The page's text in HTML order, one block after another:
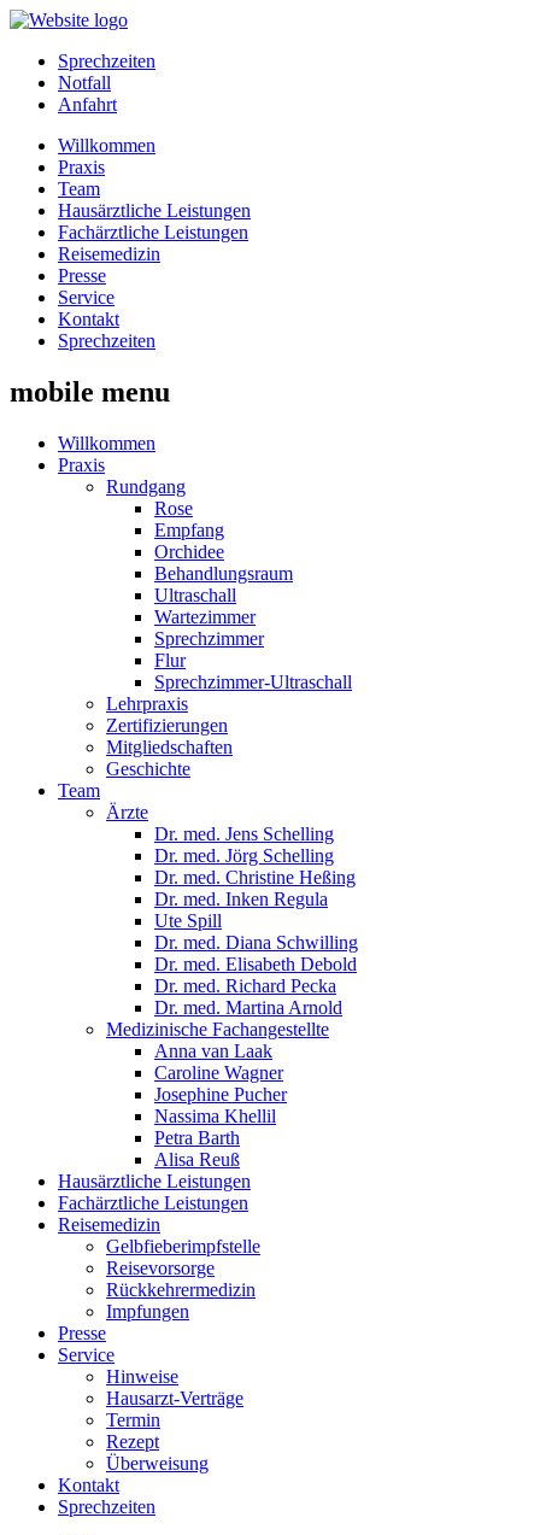
Sprechzeiten
Notfall
Anfahrt
Willkommen
Praxis
Team
Hausärztliche Leistungen
Fachärztliche Leistungen
Reisemedizin
Presse
Service
Kontakt
Sprechzeiten
mobile menu
Willkommen
Praxis
Rundgang
Rose
Empfang
Orchidee
Behandlungsraum
Ultraschall
Wartezimmer
Sprechzimmer
Flur
Sprechzimmer-Ultraschall
Lehrpraxis
Zertifizierungen
Mitgliedschaften
Geschichte
Team
Ärzte
Dr. med. Jens Schelling
Dr. med. Jörg Schelling
Dr. med. Christine Heßing
Dr. med. Inken Regula
Ute Spill
Dr. med. Diana Schwilling
Dr. med. Elisabeth Debold
Dr. med. Richard Pecka
Dr. med. Martina Arnold
Medizinische Fachangestellte
Anna van Laak
Caroline Wagner
Josephine Pucher
Nassima Khellil
Petra Barth
Alisa Reuß
Hausärztliche Leistungen
Fachärztliche Leistungen
Reisemedizin
Gelbfieberimpfstelle
Reisevorsorge
Rückkehrermedizin
Impfungen
Presse
Service
Hinweise
Hausarzt-Verträge
Termin
Rezept
Überweisung
Kontakt
Sprechzeiten